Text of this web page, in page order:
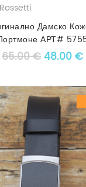
€.
Дамско
АРТ#
65.00€Original
48.00€